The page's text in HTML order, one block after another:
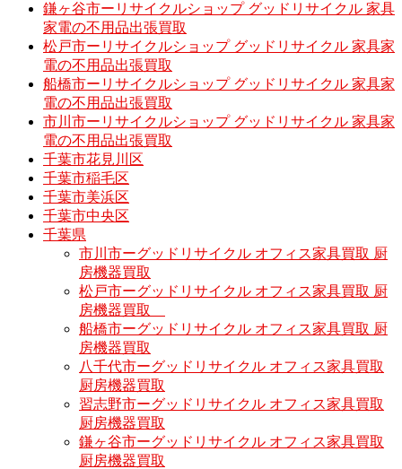
鎌ヶ谷市ーリサイクルショップ グッドリサイクル 家具
家電の不用品出張買取
松戸市ーリサイクルショップ グッドリサイクル 家具家
電の不用品出張買取
船橋市ーリサイクルショップ グッドリサイクル 家具家
電の不用品出張買取
市川市ーリサイクルショップ グッドリサイクル 家具家
電の不用品出張買取
千葉市花見川区
千葉市稲毛区
千葉市美浜区
千葉市中央区
千葉県
市川市ーグッドリサイクル オフィス家具買取 厨
房機器買取
松戸市ーグッドリサイクル オフィス家具買取 厨
房機器買取
船橋市ーグッドリサイクル オフィス家具買取 厨
房機器買取
八千代市ーグッドリサイクル オフィス家具買取
厨房機器買取
習志野市ーグッドリサイクル オフィス家具買取
厨房機器買取
鎌ヶ谷市ーグッドリサイクル オフィス家具買取
厨房機器買取